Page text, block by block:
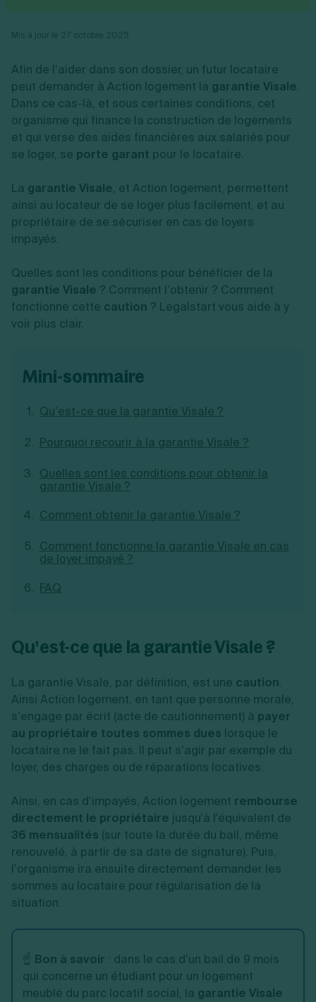
Transport
Autres
Ressources
Simulateur de choix de forme juridique
Calcul de charges sociales
Calcul d'éligibilité à l'ACRE
Vérification de la disponibilité du nom d'entreprise
Générateur de mentions légales
Création d'entreprise
Gérer son entreprise
Gestion comptable
Approbation des comptes
Dépôt de marque
Recherche d'antériorité
Protection des créations
Fermer son entreprise
Radiation auto entrepreneur
Mise en sommeil
Dépôt de bilan
Toutes les modifications
Conseil/finance
Vente en ligne
Services aux entreprises
Construction/travaux
Restauration
Commerce
Transport
Par fonctionnalité
Logiciel de facturation
Logiciel de comptabilité
Gestion de la trésorerie
Bilans et déclarations fiscales
Par besoin
Découvrez notre cabinet d'expertise
comptable LS Compta
Fiches SCI
Fiches auto-entrepreneur
Fiches association
Toutes les fiches sur la création
Autres démarches
Gestion d’entreprise
Exercice d’un métier
Recouvrement de factures
Gérer ses salariés
Sélection de fiches pratiques
Ouvrir sa société
Création d'entreprise
Création de micro-entreprise
Devenir auto entrepreneur
Création d'EURL
Création de SAS
Création d'association
Aides à la création d’entreprise
Fermeture d’une entreprise
Afin de l’aider dans son dossier, un futur locataire
peut demander à Action logement la garantie Visale.
Dans ce cas-là, et sous certaines conditions, cet
organisme qui finance la construction de logements
et qui verse des aides financières aux salariés pour
se loger, se porte garant pour le locataire.
La garantie Visale, et Action logement, permettent
ainsi au locateur de se loger plus facilement, et au
propriétaire de se sécuriser en cas de loyers
impayés.
Quelles sont les conditions pour bénéficier de la
garantie Visale ? Comment l’obtenir ? Comment
fonctionne cette caution ? Legalstart vous aide à y
voir plus clair.
mini-sommaire
Qu’est-ce que la garantie Visale ?
Pourquoi recourir à la garantie Visale ?
Quelles sont les conditions pour obtenir la
garantie Visale ?
Comment obtenir la garantie Visale ?
Comment fonctionne la garantie Visale en cas
de loyer impayé ?
FAQ
Qu’est-ce que la garantie Visale ?
La garantie Visale, par définition, est une caution.
Ainsi Action logement, en tant que personne morale,
s’engage par écrit (acte de cautionnement) à payer
au propriétaire toutes sommes dues lorsque le
locataire ne le fait pas. Il peut s’agir par exemple du
loyer, des charges ou de réparations locatives.
Ainsi, en cas d’impayés, Action logement rembourse
directement le propriétaire jusqu'à l'équivalent de
36 mensualités (sur toute la durée du bail, même
renouvelé, à partir de sa date de signature). Puis,
l’organisme ira ensuite directement demander les
sommes au locataire pour régularisation de la
situation.
☝️ Bon à savoir : dans le cas d’un bail de 9 mois
qui concerne un étudiant pour un logement
meublé du parc locatif social, la garantie Visale